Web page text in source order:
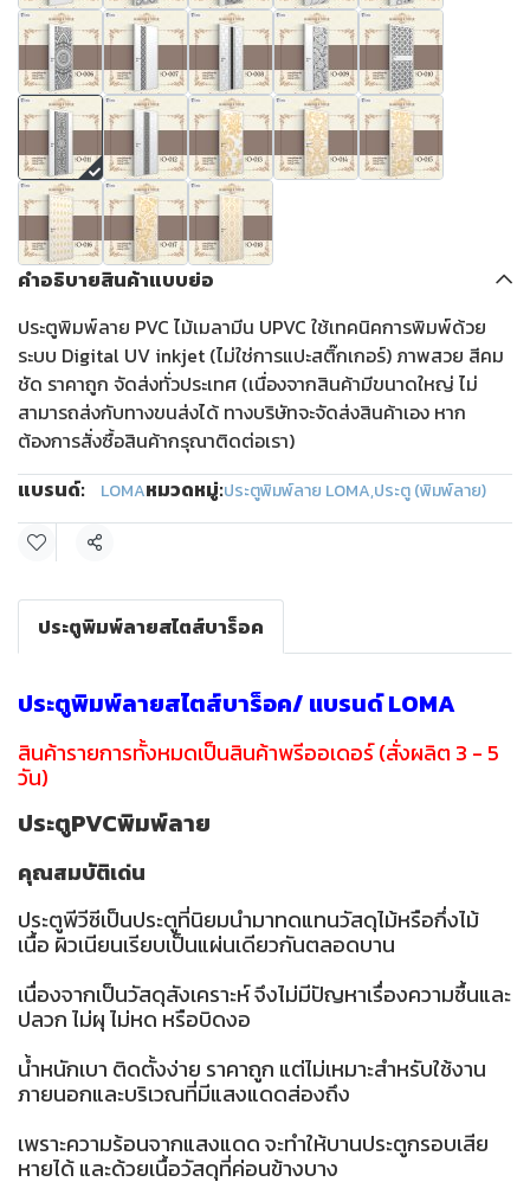
คำอธิบายสินค้าแบบย่อ
ประตูพิมพ์ลาย PVC ไม้เมลามีน UPVC ใช้เทคนิคการพิมพ์ด้วย
ระบบ Digital UV inkjet (ไม่ใช่การแปะสติ๊กเกอร์) ภาพสวย สีคม
ชัด ราคาถูก จัดส่งทั่วประเทศ (เนื่องจากสินค้ามีขนาดใหญ่ ไม่
สามารถส่งกับทางขนส่งได้ ทางบริษัทจะจัดส่งสินค้าเอง หาก
ต้องการสั่งซื้อสินค้ากรุณาติดต่อเรา)
แบรนด์:
LOMAหมวดหมู่:ประตูพิมพ์ลาย LOMA,ประตู (พิมพ์ลาย)
แชร์
ประตูพิมพ์ลายสไตส์บาร็อค
ประตูพิมพ์ลายสไตส์บาร็อค/ แบรนด์ LOMA
สินค้ารายการทั้งหมดเป็นสินค้าพรีออเดอร์ (สั่งผลิต 3 - 5
วัน)
ประตูPVCพิมพ์ลาย
คุณสมบัติเด่น
ประตูพีวีซีเป็นประตูที่นิยมนำมาทดแทนวัสดุไม้หรือกึ่งไม้
เนื้อ ผิวเนียนเรียบเป็นแผ่นเดียวกันตลอดบาน
เนื่องจากเป็นวัสดุสังเคราะห์ จึงไม่มีปัญหาเรื่องความชื้นและ
ปลวก ไม่ผุ ไม่หด หรือบิดงอ
น้ำหนักเบา ติดตั้งง่าย ราคาถูก แต่ไม่เหมาะสำหรับใช้งาน
ภายนอกและบริเวณที่มีแสงแดดส่องถึง
เพราะความร้อนจากแสงแดด จะทำให้บานประตูกรอบเสีย
หายได้ และด้วยเนื้อวัสดุที่ค่อนข้างบาง